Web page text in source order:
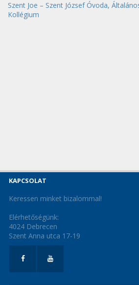
Szent Joe – Szent József Óvoda,
Kollégium
KAPCSOLAT
Keressen minket bizalommal!
Elérhetőségünk:
4024 Debrecen
Szent Anna utca 17-19